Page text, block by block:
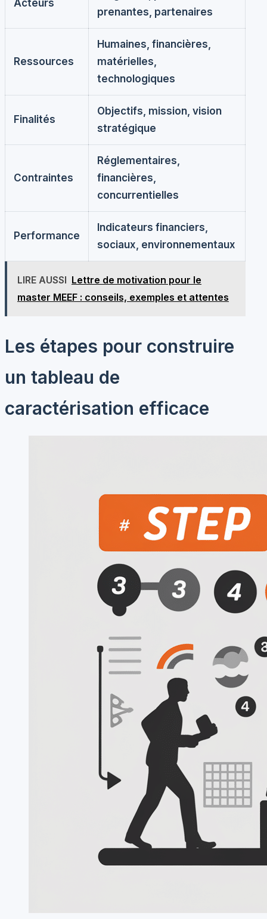
Acteurs
prenantes, partenaires
Ressources
Humaines, financières,
matérielles,
technologiques
Finalités
Objectifs, mission, vision
stratégique
Contraintes
Réglementaires,
financières,
concurrentielles
Performance
Indicateurs financiers,
sociaux, environnementaux
LIRE AUSSI Lettre de motivation pour le
master MEEF : conseils, exemples et attentes
Les étapes pour construire
un tableau de
caractérisation efficace